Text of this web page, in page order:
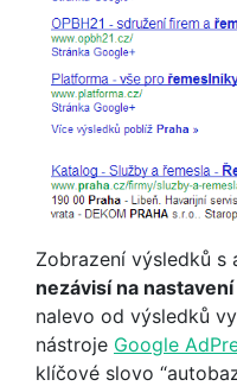
Zobrazení výsledků s
nezávisí na
nalevo od výsledků
nástroje Google
klíčové slovo